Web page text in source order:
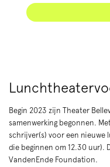
Begin 2023 zijn Theater
samenwerking begonnen.
schrijver(s) voor een nieuwe
die beginnen om 12.30 uur).
VandenEnde Foundation.